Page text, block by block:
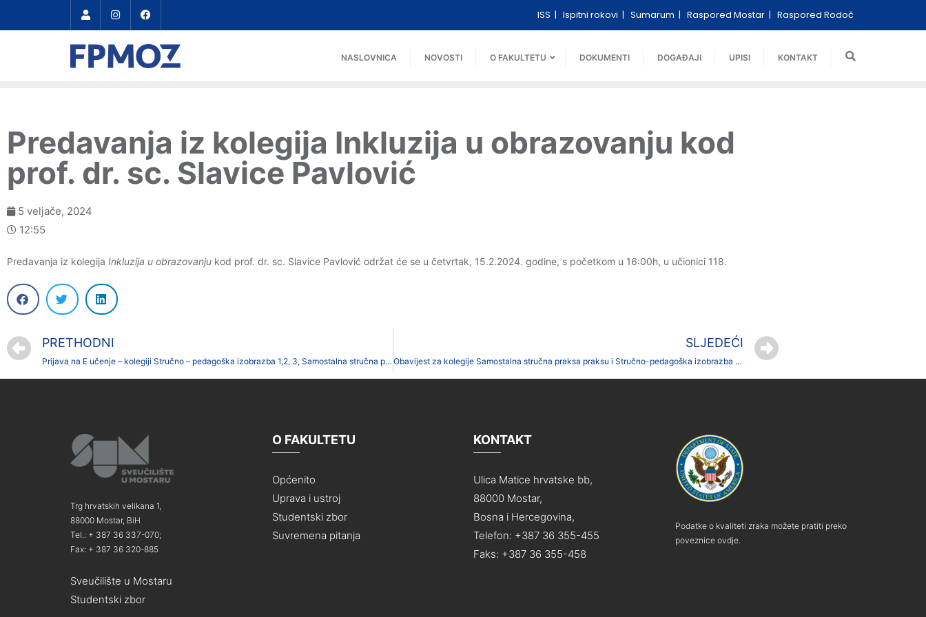
ISS Ispitni rokovi Sumarum Raspored Mostar Raspored Rodoč
NASLOVNICA NOVOSTI O FAKULTETU DOKUMENTI DOGAĐAJI UPISI KONTAKT
Predavanja iz kolegija Inkluzija u obrazovanju kod
prof. dr. sc. Slavice Pavlović
5 veljače, 2024
12:55
Predavanja iz kolegija Inkluzija u obrazovanju kod prof. dr. sc. Slavice Pavlović održat će se u četvrtak, 15.2.2024. godine, s početkom u 16:00h, u učionici 118.
PRETHODNI
Prijava na E učenje – kolegiji Stručno – pedagoška izobrazba 1,2, 3, Samostalna stručna praksa 1 god DS
SLJEDEĆI
Obavijest za kolegije Samostalna stručna praksa praksu i Stručno-pedagoška izobrazba 1,2 i 3
Trg hrvatskih velikana 1,
88000 Mostar, BiH
Tel.: + 387 36 337-070;
Fax: + 387 36 320-885
Sveučilište u Mostaru
Studentski zbor
O FAKULTETU
Općenito
Uprava i ustroj
Studentski zbor
Suvremena pitanja
KONTAKT
Ulica Matice hrvatske bb,
88000 Mostar,
Bosna i Hercegovina,
Telefon: +387 36 355-455
Faks: +387 36 355-458
Podatke o kvaliteti zraka možete pratiti preko
poveznice ovdje.